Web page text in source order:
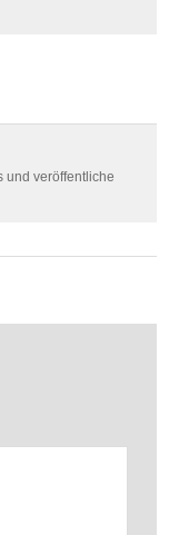
und veröffentliche